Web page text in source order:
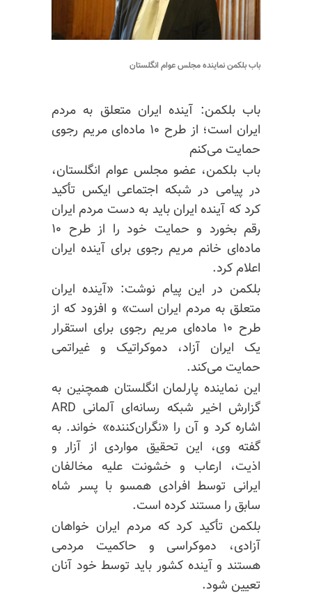
باب بلکمن نماینده مجلس عوام انگلستان
باب بلکمن: آینده ایران متعلق به مردم
ایران است؛ از طرح ۱۰ ماده‌ای مریم رجوی
حمایت می‌کنم
باب بلکمن، عضو مجلس عوام انگلستان،
در پیامی در شبکه اجتماعی ایکس تأکید
کرد که آینده ایران باید به دست مردم ایران
رقم بخورد و حمایت خود را از طرح ۱۰
ماده‌ای خانم مریم رجوی برای آینده ایران
اعلام کرد.
بلکمن در این پیام نوشت: «آینده ایران
متعلق به مردم ایران است» و افزود که از
طرح ۱۰ ماده‌ای مریم رجوی برای استقرار
یک ایران آزاد، دموکراتیک و غیراتمی
حمایت می‌کند.
این نماینده پارلمان انگلستان همچنین به
گزارش اخیر شبکه رسانه‌ای آلمانی ARD
اشاره کرد و آن را «نگران‌کننده» خواند. به
گفته وی، این تحقیق مواردی از آزار و
اذیت، ارعاب و خشونت علیه مخالفان
ایرانی توسط افرادی همسو با پسر شاه
سابق را مستند کرده است.
بلکمن تأکید کرد که مردم ایران خواهان
آزادی، دموکراسی و حاکمیت مردمی
هستند و آینده کشور باید توسط خود آنان
تعیین شود.